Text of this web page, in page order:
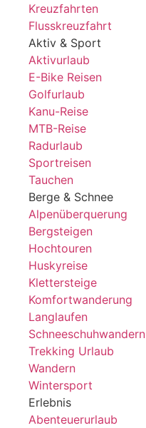
Kreuzfahrten
Flusskreuzfahrt
Aktiv & Sport
Aktivurlaub
E-Bike Reisen
Golfurlaub
Kanu-Reise
MTB-Reise
Radurlaub
Sportreisen
Tauchen
Berge & Schnee
Alpenüberquerung
Bergsteigen
Hochtouren
Huskyreise
Klettersteige
Komfortwanderung
Langlaufen
Schneeschuhwandern
Trekking Urlaub
Wandern
Wintersport
Erlebnis
Abenteuerurlaub